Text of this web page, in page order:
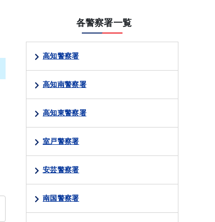
各警察署一覧
高知警察署
高知南警察署
高知東警察署
室戸警察署
安芸警察署
南国警察署